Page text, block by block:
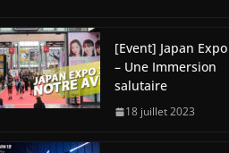
[Event] Japan
– Une Immersion
salutaire
18 juillet 2023